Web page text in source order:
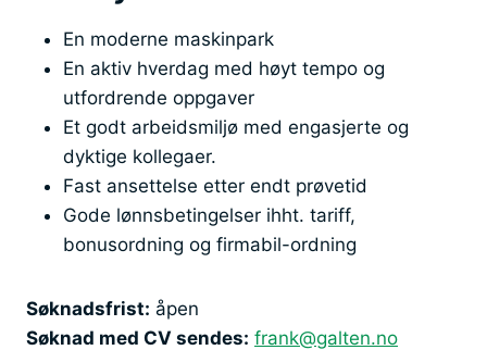
En moderne maskinpark
En aktiv hverdag med høyt tempo og
utfordrende oppgaver
Et godt arbeidsmiljø med engasjerte og
dyktige kollegaer.
Fast ansettelse etter endt prøvetid
Gode lønnsbetingelser ihht. tariff,
bonusordning og firmabil-ordning
Søknadsfrist: åpen
Søknad med CV sendes: frank@galten.no